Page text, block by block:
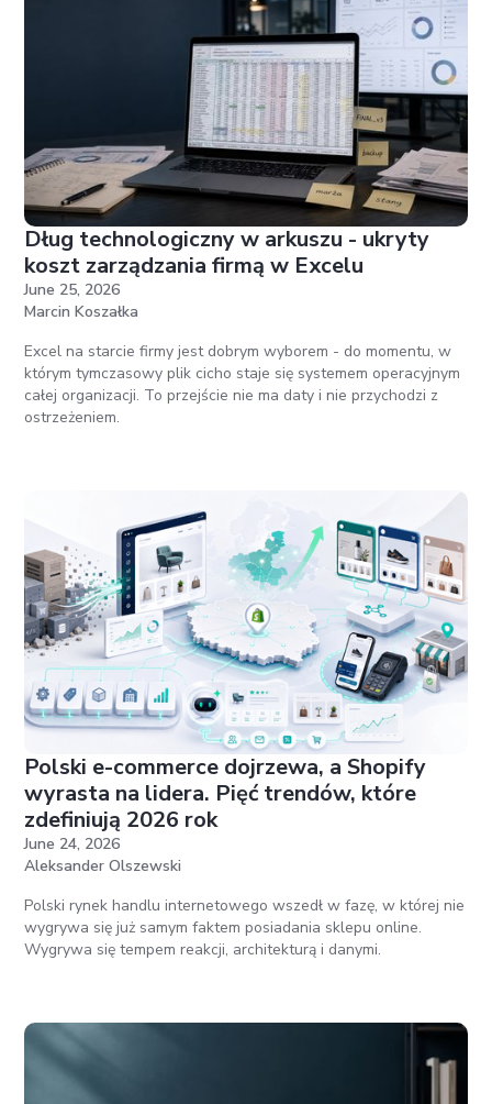
Dług technologiczny w arkuszu - ukryty
koszt zarządzania firmą w Excelu
June 25, 2026
Marcin Koszałka
Excel na starcie firmy jest dobrym wyborem - do momentu, w
którym tymczasowy plik cicho staje się systemem operacyjnym
całej organizacji. To przejście nie ma daty i nie przychodzi z
ostrzeżeniem.
Polski e-commerce dojrzewa, a Shopify
wyrasta na lidera. Pięć trendów, które
zdefiniują 2026 rok
June 24, 2026
Aleksander Olszewski
Polski rynek handlu internetowego wszedł w fazę, w której nie
wygrywa się już samym faktem posiadania sklepu online.
Wygrywa się tempem reakcji, architekturą i danymi.